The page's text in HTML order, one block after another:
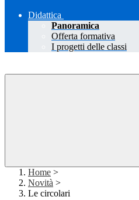
Didattica
Panoramica
Offerta formativa
I progetti delle classi
Home >
Novità >
Le circolari